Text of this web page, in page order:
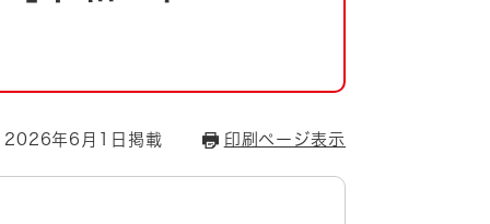
2026年6月1日掲載 印刷ページ表示